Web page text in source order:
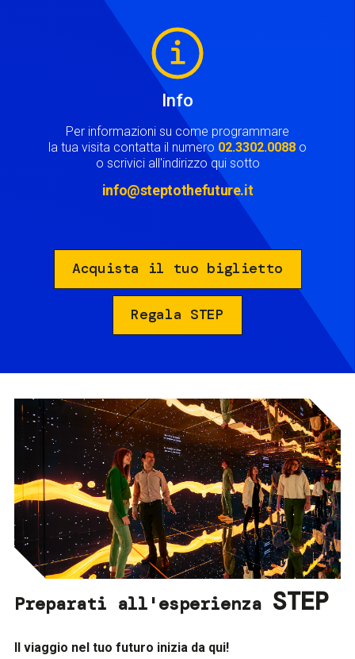
Info
Per informazioni su come programmare
la tua visita contatta il numero 02.3302.0088 o
o scrivici all'indirizzo qui sotto
info@steptothefuture.it
Acquista il tuo biglietto
Regala STEP
Preparati all'esperienza STEP
Il viaggio nel tuo futuro inizia da qui!